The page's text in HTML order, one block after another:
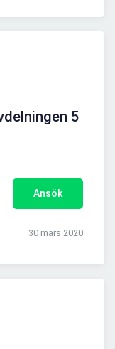
5
Ansök
30 mars 2020